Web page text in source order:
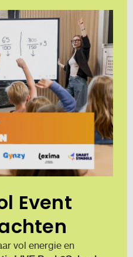
Event
vol energie en